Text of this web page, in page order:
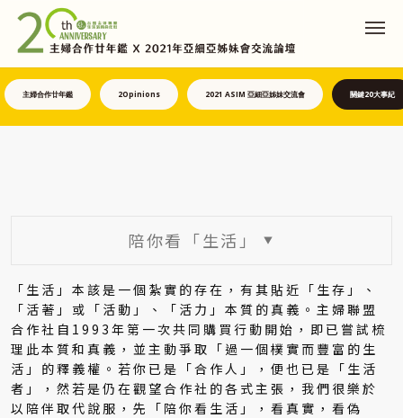
主婦合作廿年鑑 2Opinions 2021 ASIM 亞細亞姊妹交流會 關鍵20大事紀
陪你看「生活」▼
「生活」本該是一個紮實的存在，有其貼近「生存」、
「活著」或「活動」、「活力」本質的真義。主婦聯盟
合作社自1993年第一次共同購買行動開始，即已嘗試梳
理此本質和真義，並主動爭取「過一個樸實而豐富的生
活」的釋義權。若你已是「合作人」，便也已是「生活
者」，然若是仍在觀望合作社的各式主張，我們很樂於
以陪伴取代說服，先「陪你看生活」，看真實，看偽